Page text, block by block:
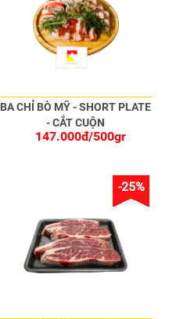
BA CHỈ BÒ MỸ - SHORT PLATE
- CẮT CUỘN
147.000đ/500gr
-25%